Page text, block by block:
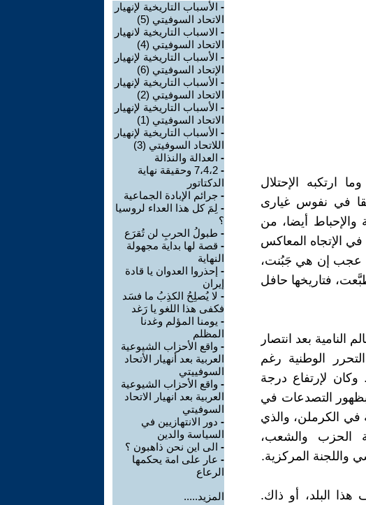
ارتكبه الإحتلال
في نفوس غيارى
والإحباط أيضا، من
الإتجاه المعاكس
عجب إن هي جَبُنت،
فتاريخها حافل
النامية بعد انتصار
الوطنية رغم
وكان لإرتفاع درجة
بظهور التصدعات في
في الكرملن، والذي
الحزب والشعب،
واللجنة المركزية.
هذا البلد، أو ذاك.
- الأسباب التاريخية لإنهيار
الاتحاد السوفيتي (5)
- الاسباب التاريخية لانهيار
الاتحاد السوفيتي (4)
- الأسباب التاريخية لإنهيار
الإتحاد السوفيتي (6)
- الأسباب التاريخية لإنهيار
الاتحاد السوفيتي (2)
- الأسباب التاريخية لإنهيار
الاتحاد السوفيتي (1)
- الأسباب التاريخية لإنهيار
اللاتحاد السوفيتي (3)
- العدالة والنذالة
-
7،4،2 وحقيقة نهاية
الدكتاتور
- جرائم الإبادة الجماعية
- لِمَ كل هذا العداء لروسيا
؟
- طبولُ الحربِ لن تُقرَع
- قصة لها بداية مجهولة
النهاية
- إحذروا العدوان يا قادة
إيران
- لا يُصلِحُ الكذِبُ ما فسَد
فكفى هذا اللغو يا رَغد
- يومنا المؤلم وغدنا
المظلم
- واقع الأحزاب الشيوعية
العربية بعد أنهيار الأتحاد
السوفييتي
- واقع الأحزاب الشيوعية
العربية بعد انهيار الاتحاد
السوفيتي
- دور الانتهازيين في
السياسة والدين
- الى اين نحن ذاهبون ؟
- عار على امة يحكمها
الرعاع
المزيد.....